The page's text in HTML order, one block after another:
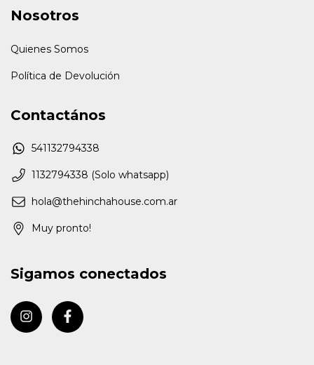
Nosotros
Quienes Somos
Política de Devolución
Contactános
541132794338
1132794338 (Solo whatsapp)
hola@thehinchahouse.com.ar
Muy pronto!
Sigamos conectados